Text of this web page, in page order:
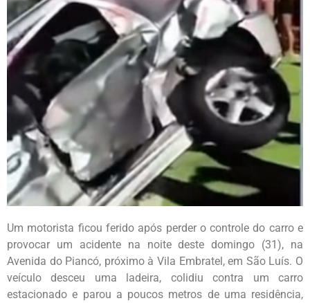
Um motorista ficou ferido após perder o controle do carro e
provocar um acidente na noite deste domingo (31), na
Avenida do Piancó, próximo à Vila Embratel, em São Luís. O
veículo desceu uma ladeira, colidiu contra um carro
estacionado e parou a poucos metros de uma residência,